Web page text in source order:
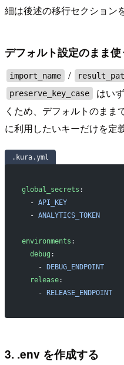
細は後述の移行セクション
デフォルト設定のまま
import_name /
preserve_key_case
はい
くため、デフォルトのまま
に利用したいキーだけを定
.kura.yml
global_secrets :
  -
API_KEY
  -
ANALYTICS_TOKEN
environments :
  debug
:
    -
DEBUG_ENDPOINT
  release
:
    -
RELEASE_ENDPOINT
3. .env を作成する